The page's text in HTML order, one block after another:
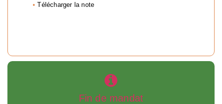
Télécharger la note
Fin de mandat